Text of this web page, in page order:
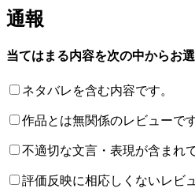
通報
当てはまる内容を次の中からお
ネタバレを含む内容です。
作品とは無関係のレビューです
不適切な文言・表現が含まれ
評価反映に相応しくないレビ